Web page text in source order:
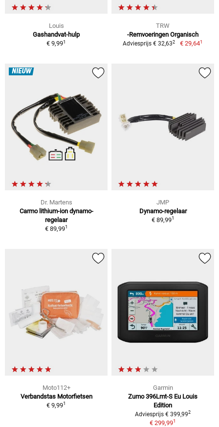
Louis
Gashandvat-hulp
€ 9,991
TRW
-Remvoeringen Organisch
Adviesprijs € 32,632 € 29,641
NIEUW
Dr. Martens
Carmo lithium-ion dynamo-
regelaar
€ 89,991
JMP
Dynamo-regelaar
€ 89,991
Moto112+
Verbandstas Motorfietsen
€ 9,991
Garmin
Zumo 396Lmt-S Eu Louis
Edition
Adviesprijs € 399,992
€ 299,991